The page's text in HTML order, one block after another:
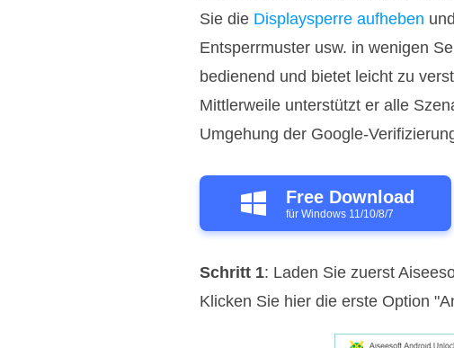
Sie die Displaysperre aufheben
Entsperrmuster usw. in wenigen
bedienend und bietet leicht zu
Mittlerweile unterstützt er alle
Umgehung der Google-
Free Download
für Windows 11/10/8/7
Schritt 1: Laden Sie zuerst
Klicken Sie hier die erste Option